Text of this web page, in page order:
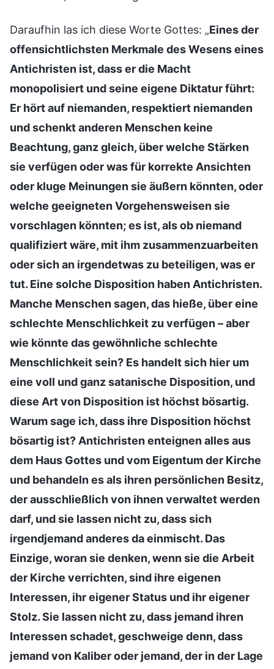
Daraufhin las ich diese Worte Gottes: „Eines der
offensichtlichsten Merkmale des Wesens eines
Antichristen ist, dass er die Macht
monopolisiert und seine eigene Diktatur führt:
Er hört auf niemanden, respektiert niemanden
und schenkt anderen Menschen keine
Beachtung, ganz gleich, über welche Stärken
sie verfügen oder was für korrekte Ansichten
oder kluge Meinungen sie äußern könnten, oder
welche geeigneten Vorgehensweisen sie
vorschlagen könnten; es ist, als ob niemand
qualifiziert wäre, mit ihm zusammenzuarbeiten
oder sich an irgendetwas zu beteiligen, was er
tut. Eine solche Disposition haben Antichristen.
Manche Menschen sagen, das hieße, über eine
schlechte Menschlichkeit zu verfügen – aber
wie könnte das gewöhnliche schlechte
Menschlichkeit sein? Es handelt sich hier um
eine voll und ganz satanische Disposition, und
diese Art von Disposition ist höchst bösartig.
Warum sage ich, dass ihre Disposition höchst
bösartig ist? Antichristen enteignen alles aus
dem Haus Gottes und vom Eigentum der Kirche
und behandeln es als ihren persönlichen Besitz,
der ausschließlich von ihnen verwaltet werden
darf, und sie lassen nicht zu, dass sich
irgendjemand anderes da einmischt. Das
Einzige, woran sie denken, wenn sie die Arbeit
der Kirche verrichten, sind ihre eigenen
Interessen, ihr eigener Status und ihr eigener
Stolz. Sie lassen nicht zu, dass jemand ihren
Interessen schadet, geschweige denn, dass
jemand von Kaliber oder jemand, der in der Lage